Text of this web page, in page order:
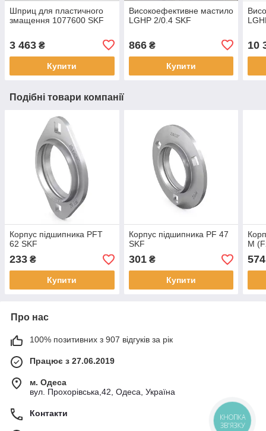
Шприц для пластичного
змащення 1077600 SKF
3 463 ₴
Купити
Високоефективне мастило
LGHP 2/0.4 SKF
866₴
Купити
10
Подібні товари компанії
Корпус підшипника PFT
62 SKF
233 ₴
Купити
Корпус підшипника PF 47
SKF
301₴
Купити
M
574
Про нас
100% позитивних з 907 відгуків за рік
Працює з 27.06.2019
м. Одеса
вул. Прохорівська,42, Одеса, Україна
Контакти
КНОПКА
ЗВ'ЯЗКУ